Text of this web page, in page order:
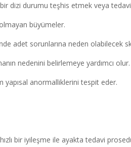
dizi durumu teşhis etmek veya
büyümeler.
adet sorunlarına neden olabilecek
nedenini belirlemeye yardımcı olur.
yapısal anormalliklerini tespit eder.
bir iyileşme ile ayakta tedavi